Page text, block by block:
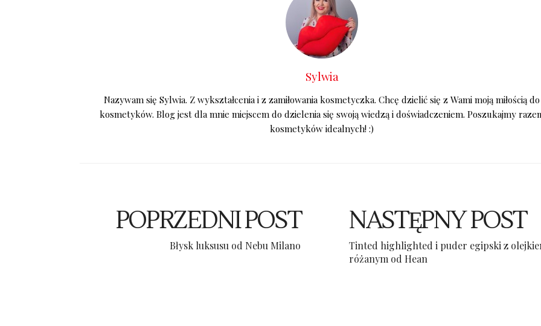
Sylwia
Nazywam się Sylwia. Z wykształcenia i z zamiłowania kosmetyczka. Chcę dzielić się z Wami moją miłością do
kosmetyków. Blog jest dla mnie miejscem do dzielenia się swoją wiedzą i doświadczeniem. Poszukajmy
kosmetyków idealnych! :)
POPRZEDNI POST
Błysk luksusu od Nebu Milano
NASTĘPNY POST
Tinted highlighted i puder egipski z
różanym od Hean